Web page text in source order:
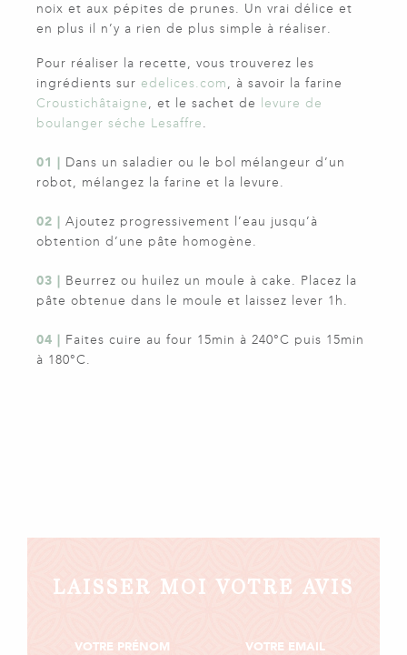
noix et aux pépites de prunes. Un vrai délice et
en plus il n’y a rien de plus simple à réaliser.
Pour réaliser la recette, vous trouverez les
ingrédients sur edelices.com, à savoir la farine
Croustichâtaigne, et le sachet de
levure de
boulanger séche Lesaffre.
01 | Dans un saladier ou le bol mélangeur d’un
robot, mélangez la farine et la levure.
02 | Ajoutez progressivement l’eau jusqu’à
obtention d’une pâte homogène.
03 | Beurrez ou huilez un moule à cake. Placez la
pâte obtenue dans le moule et laissez lever 1h.
04 | Faites cuire au four 15min à 240°C puis 15min
à 180°C.
LAISSER MOI VOTRE AVIS